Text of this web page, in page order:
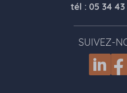
tél : 05 34 43
SUIVEZ-